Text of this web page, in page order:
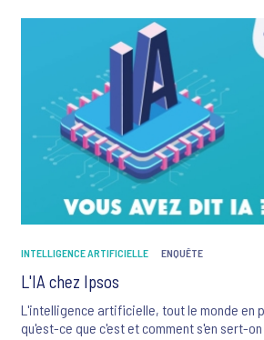
INTELLIGENCE ARTIFICIELLE ENQUÊTE
L'IA chez Ipsos
L'intelligence artificielle, tout le monde en
qu'est-ce que c'est et comment s'en sert-on